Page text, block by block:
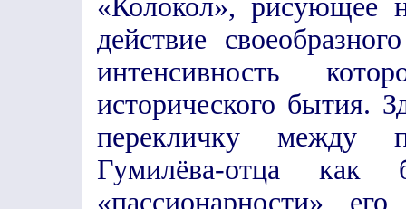
«Колокол», рисующее
действие
интенсивность
исторического бытия.
перекличку между
Гумилёва-отца как
«пассионарности»